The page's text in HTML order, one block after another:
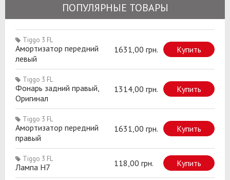
ПОПУЛЯРНЫЕ ТОВАРЫ
Tiggo 3 FL
Амортизатор передний
левый
1631,00 грн. Купить
Tiggo 3 FL
Фонарь задний правый,
Оригинал
1314,00 грн. Купить
Tiggo 3 FL
Амортизатор передний
правый
1631,00 грн. Купить
Tiggo 3 FL
Лампа H7 118,00 грн. Купить